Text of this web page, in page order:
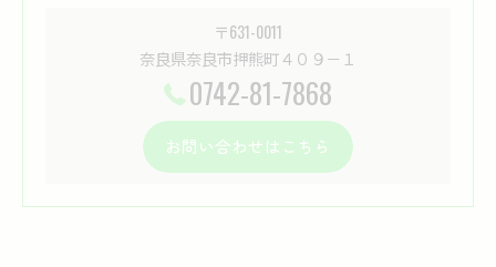
〒631-0011
奈良県奈良市押熊町４０９－１
0742-81-7868
お問い合わせはこちら